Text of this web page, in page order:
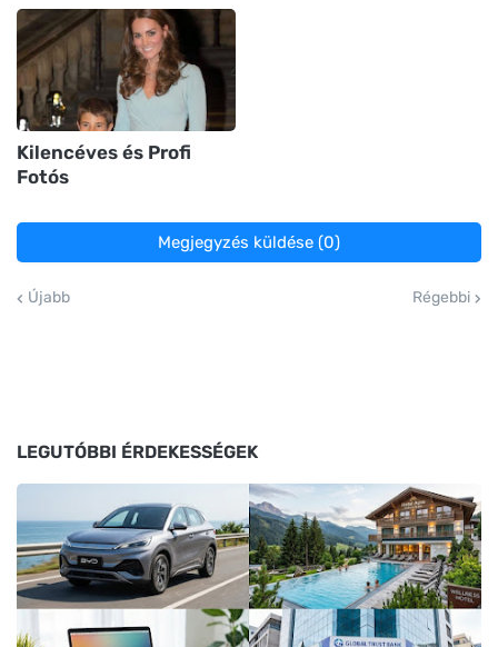
Kilencéves és Profi
Fotós
Megjegyzés küldése (0)
Újabb Régebbi
LEGUTÓBBI ÉRDEKESSÉGEK